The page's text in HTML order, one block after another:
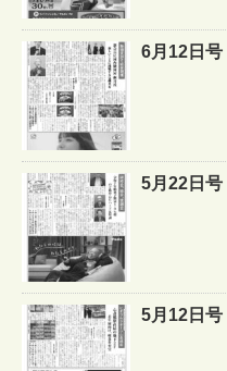
6月12日号
5月22日号
5月12日号